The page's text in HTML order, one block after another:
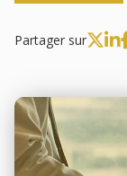
Partager sur